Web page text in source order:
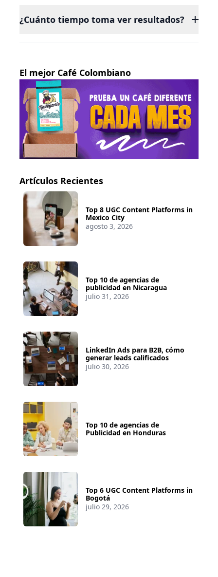
email marketing se integran después.
¿Cuánto tiempo toma ver resultados?
sociales construyen comunidad a mediano
plazo.
El mejor Café Colombiano
Artículos Recientes
Top 8 UGC Content Platforms in
Mexico City
agosto 3, 2026
Top 10 de agencias de
publicidad en Nicaragua
julio 31, 2026
LinkedIn Ads para B2B, cómo
generar leads calificados
julio 30, 2026
Top 10 de agencias de
Publicidad en Honduras
Top 6 UGC Content Platforms in
Bogotá
julio 29, 2026